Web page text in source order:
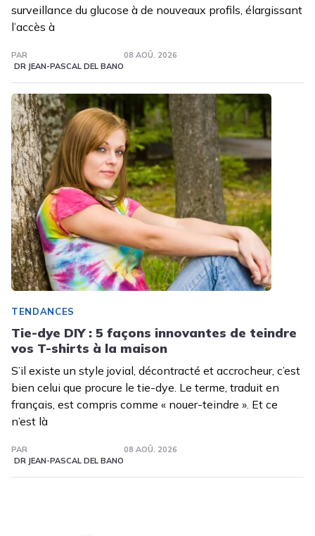
surveillance du glucose à de nouveaux profils, élargissant
l’accès à
PAR
DR JEAN-PASCAL DEL BANO
08 AOÛ. 2026
TENDANCES
Tie-dye DIY : 5 façons innovantes de teindre
vos T-shirts à la maison
S’il existe un style jovial, décontracté et accrocheur, c’est
bien celui que procure le tie-dye. Le terme, traduit en
français, est compris comme « nouer-teindre ». Et ce
n’est là
PAR
DR JEAN-PASCAL DEL BANO
08 AOÛ. 2026